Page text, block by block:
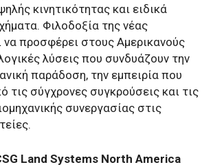
κινητικότητας και ειδικά
Φιλοδοξία της νέας
να προσφέρει στους Αμερικανούς
λύσεις που συνδυάζουν την
παράδοση, την εμπειρία που
τις σύγχρονες συγκρούσεις και τις
συνεργασίας στις
Land Systems North America